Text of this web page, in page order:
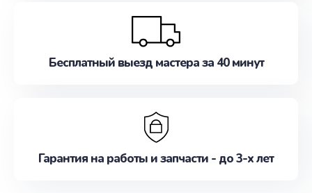
Бесплатный выезд мастера за 40 минут
Гарантия на работы и запчасти - до 3-х лет